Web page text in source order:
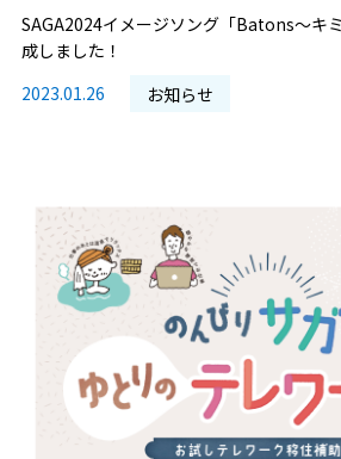
SAGA2024イメージソング「Batons～キ
成しました！
2023.01.26
お知らせ